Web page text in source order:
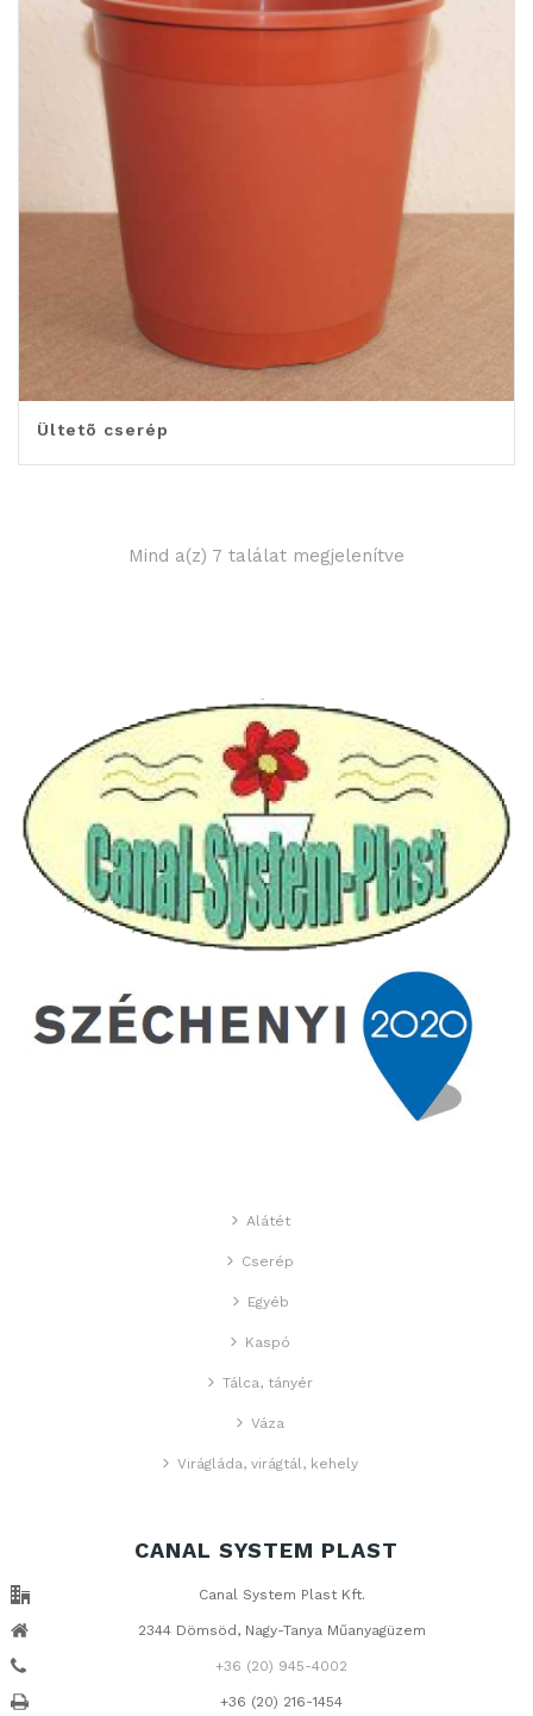
Ültetõ cserép
Mind a(z) 7 találat megjelenítve
Alátét
Cserép
Egyéb
Kaspó
Tálca, tányér
Váza
Virágláda, virágtál, kehely
CANAL SYSTEM PLAST
Canal System Plast Kft.
2344 Dömsöd, Nagy-Tanya Műanyagüzem
+36 (20) 945-4002
+36 (20) 216-1454